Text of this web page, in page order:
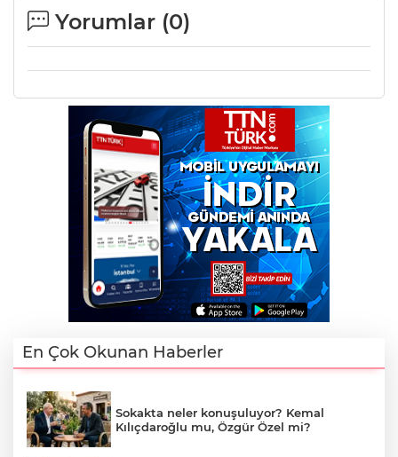
Yorumlar (0)
En Çok Okunan Haberler
Sokakta neler konuşuluyor? Kemal
Kılıçdaroğlu mu, Özgür Özel mi?